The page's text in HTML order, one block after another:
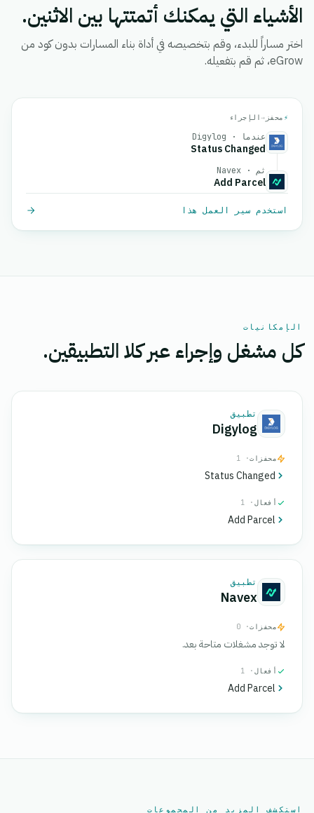
الأشياء التي يمكنك أتمتتها بين الاثنين.
اختر مساراً للبدء، وقم بتخصيصه في أداة بناء المسارات بدون كود من
eGrow، ثم قم بتفعيله.
⚡ محفز →الإجراء
عندما · Digylog
Status Changed
ثم · Navex
Add Parcel
استخدم سير العمل هذا
الإمكانيات
كل مشغل وإجراء عبر كلا التطبيقين.
تطبيق
Digylog
محفزات· 1
Status Changed
أفعال · 1
Add Parcel
تطبيق
Navex
محفزات· 0
لا توجد مشغلات متاحة بعد.
أفعال · 1
Add Parcel
استكشف المزيد من المجموعات